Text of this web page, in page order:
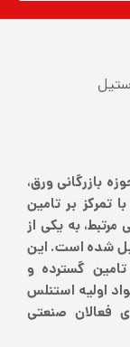
را در حوزه بازرگانی ورق،
تمرکز بر تامین
به یکی از
شده است. این
گسترده و
اولیه استنلس
فعالان صنعتی